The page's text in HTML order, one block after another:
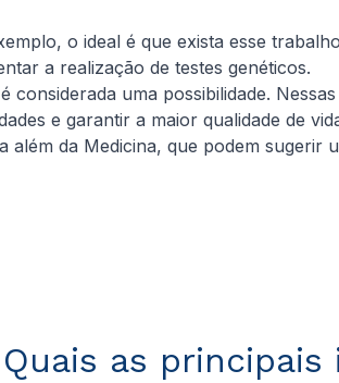
o ideal é que exista esse
a realização de testes genéticos.
considerada uma possibilidade.
e garantir a maior qualidade de
da Medicina, que podem sugerir
Quais as